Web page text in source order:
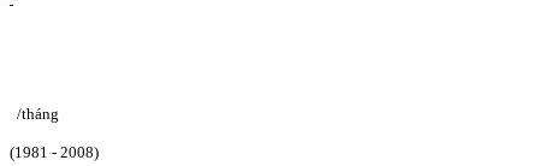
/tháng
(1981 - 2008)